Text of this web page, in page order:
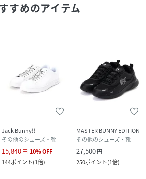
すめのアイテム
Jack Bunny!!
その他のシューズ・靴
15,840円 10%OFF
144ポイント(1倍)
MASTER BUNNY EDITION
その他のシューズ・靴
27,500円
250ポイント(1倍)